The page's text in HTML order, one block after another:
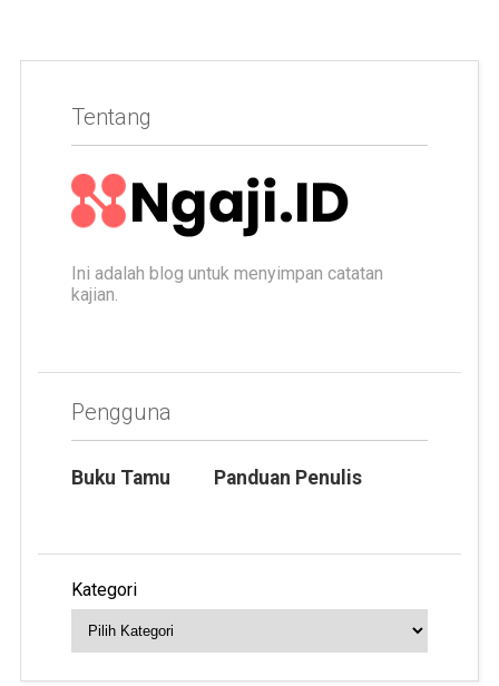
Tentang
Ini adalah blog untuk menyimpan catatan
kajian.
Pengguna
Buku Tamu Panduan Penulis
Kategori